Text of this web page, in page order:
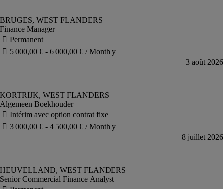
Finance Manager
Algemeen Boekhouder
Senior Commercial Finance Analyst